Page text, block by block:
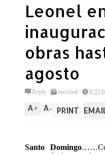
Leonel
obras
agosto
Reply nacional
A+ A- PRINT
Santo Domingo